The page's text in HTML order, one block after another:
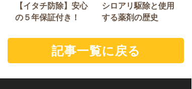
【イタチ防除】安心
の５年保証付き！
シロアリ駆除と使用
する薬剤の歴史
記事一覧に戻る